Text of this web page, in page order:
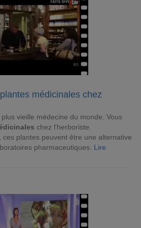
médicinales chez
vieille médecine du monde. Vous
chez l'herboriste.
ces plantes peuvent être une alternative
pharmaceutiques. Lire